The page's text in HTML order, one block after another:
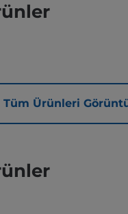
Tüm Ürünleri